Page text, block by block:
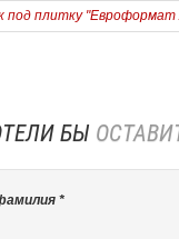
под плитку
БЫ
*